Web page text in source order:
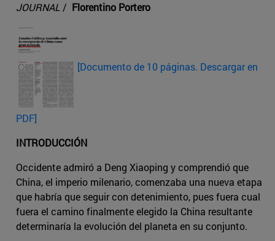
JOURNAL/ Florentino Portero
[Documento de 10 páginas. Descargar en
PDF]
INTRODUCCIÓN
Occidente admiró a Deng Xiaoping y comprendió que
China, el imperio milenario, comenzaba una nueva etapa
que habría que seguir con detenimiento, pues fuera cual
fuera el camino finalmente elegido la China resultante
determinaría la evolución del planeta en su conjunto.